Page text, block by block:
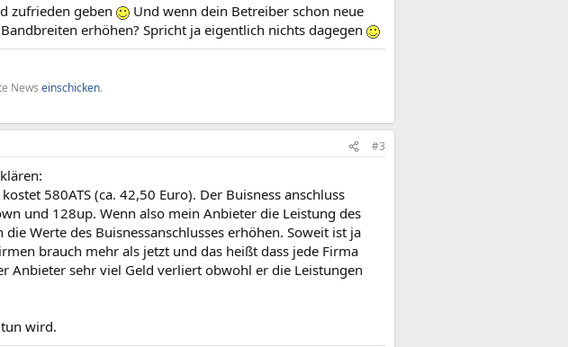
zufrieden geben
Und wenn dein Betreiber schon neue
erhöhen? Spricht ja eigentlich nichts dagegen
News einschicken.
#3
580ATS (ca. 42,50 Euro). Der Buisness anschluss
und 128up. Wenn also mein Anbieter die Leistung des
Werte des Buisnessanschlusses erhöhen. Soweit ist ja
brauch mehr als jetzt und das heißt dass jede Firma
Anbieter sehr viel Geld verliert obwohl er die Leistungen
wird.